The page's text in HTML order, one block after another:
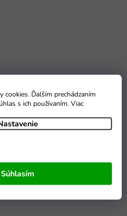
cookies. Ďalším prechádzaním
s ich používaním. Viac
Súhlasím